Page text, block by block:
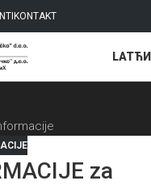
KONTAKT
LAT
za